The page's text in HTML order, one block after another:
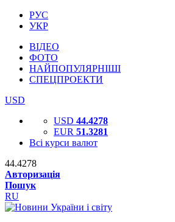
РУС
УКР
ВІДЕО
ФОТО
НАЙПОПУЛЯРНІШІ
СПЕЦПРОЕКТИ
USD
USD 44.4278
EUR 51.3281
Всі курси валют
44.4278
Авторизація
Пошук
RU